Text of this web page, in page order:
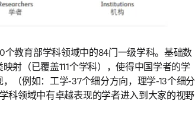
个教育部学科领域中的84门一级学科。基础数
射（已覆盖111个学科），使得中国学者的学
（例如：工学-37个细分方向，理学-13个细分
科领域中有卓越表现的学者进入到大家的视野